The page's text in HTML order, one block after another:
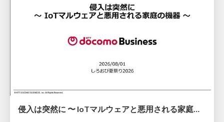
侵入は突然に 〜 IoTマルウェアと悪用される家庭の機器 ～ / When Intrusion Strikes: IoT Malware and the Abuse of Home Devices